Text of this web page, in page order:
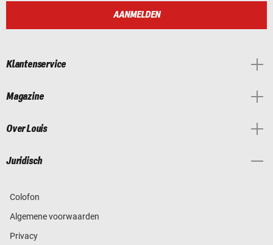
AANMELDEN
Klantenservice
Magazine
Over Louis
Juridisch
Colofon
Algemene voorwaarden
Privacy